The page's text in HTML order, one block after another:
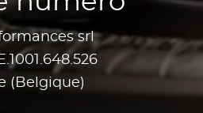
srl
(Belgique)